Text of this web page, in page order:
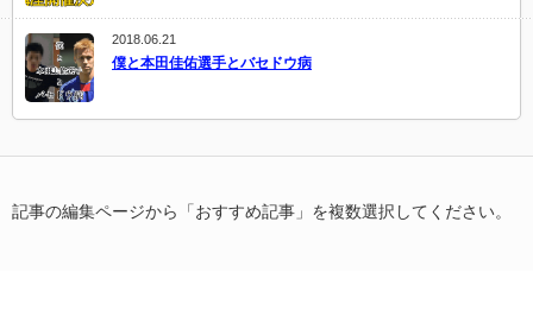
2018.06.21
僕と本田佳佑選手とバセドウ病
記事の編集ページから「おすすめ記事」を複数選択してください。